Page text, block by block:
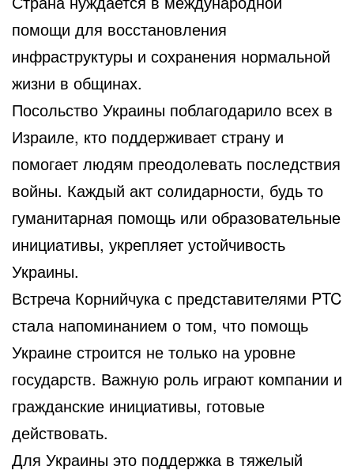
помощи для восстановления
инфраструктуры и сохранения нормальной
жизни в общинах.
Посольство Украины поблагодарило всех в
Израиле, кто поддерживает страну и
помогает людям преодолевать последствия
войны. Каждый акт солидарности, будь то
гуманитарная помощь или образовательные
инициативы, укрепляет устойчивость
Украины.
Встреча Корнийчука с представителями PTC
стала напоминанием о том, что помощь
Украине строится не только на уровне
государств. Важную роль играют компании и
гражданские инициативы, готовые
действовать.
Для Украины это поддержка в тяжелый